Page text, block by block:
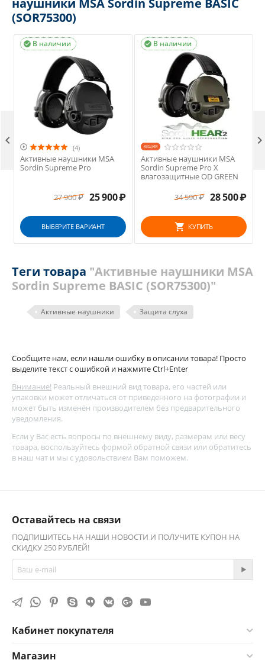
наушники MSA Sordin Supreme BASIC
(SOR75300)
В наличии

 (4)
Активные наушники MSA
Sordin Supreme Pro
27 900₽ 25 900₽
ВЫБЕРИТЕ ВАРИАНТ
В наличии

AКЦИЯ
Активные наушники MSA
Sordin Supreme Pro X
влагозащитные OD GREEN
34 590₽ 28 500₽
КУПИТЬ

Теги товара "Активные наушники MSA
Sordin Supreme BASIC (SOR75300)"
Активные наушники Защита слуха
Сообщите нам, если нашли ошибку в описании товара! Просто
выделите текст с ошибкой и нажмите Ctrl+Enter
Внимание! Реальный внешний вид товара, его частей или
упаковки может отличаться от приведенного на фотографии и
может быть изменён производителем без предварительного
уведомления.
Если у Вас есть вопросы по внешнему виду, размерам или весу
товара, воспользуйтесь формой обратной связи или обратитесь
в наш чат и мы с удовольствием Вам поможем.
Оставайтесь на связи
ПОДПИШИТЕСЬ НА НАШИ НОВОСТИ И ПОЛУЧИТЕ КУПОН НА
СКИДКУ 250 РУБЛЕЙ!
Кабинет покупателя
Магазин